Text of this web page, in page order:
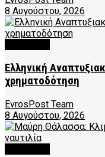
8 Αυγούστου, 2026
Ελληνική
χρηματοδότηση
EvrosPost Team
8 Αυγούστου, 2026